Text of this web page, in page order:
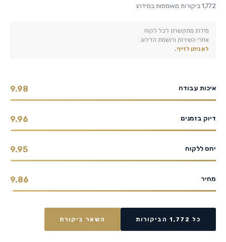
1,772 ביקורות מאומתות במידרג
מידרג מתקשרת לכל לקוח
אחרי השירות ורושמת הדירוג.
לא ניתן לזייף.
איכות עבודה 9.98
דיוק בזמנים 9.96
יחס ללקוח 9.95
מחיר 9.86
כל 1,772 הביקורות השאר ביקורת